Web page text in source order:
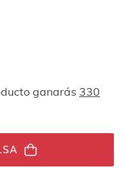
ganarás 330